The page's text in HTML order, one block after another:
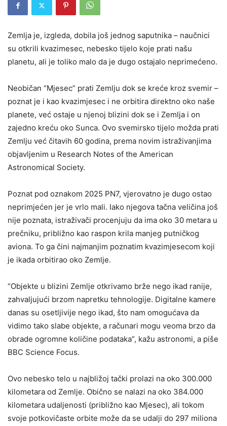
Zemlja je, izgleda, dobila još jednog saputnika – naučnici
su otkrili kvazimesec, nebesko tijelo koje prati našu
planetu, ali je toliko malo da je dugo ostajalo neprimećeno.
Neobičan “Mjesec” prati Zemlju dok se kreće kroz svemir –
poznat je i kao kvazimjesec i ne orbitira direktno oko naše
planete, već ostaje u njenoj blizini dok se i Zemlja i on
zajedno kreću oko Sunca. Ovo svemirsko tijelo možda prati
Zemlju već čitavih 60 godina, prema novim istraživanjima
objavljenim u Research Notes of the American
Astronomical Society.
Poznat pod oznakom 2025 PN7, vjerovatno je dugo ostao
neprimjećen jer je vrlo mali. Iako njegova tačna veličina još
nije poznata, istraživači procenjuju da ima oko 30 metara u
prečniku, približno kao raspon krila manjeg putničkog
aviona. To ga čini najmanjim poznatim kvazimjesecom koji
je ikada orbitirao oko Zemlje.
“Objekte u blizini Zemlje otkrivamo brže nego ikad ranije,
zahvaljujući brzom napretku tehnologije. Digitalne kamere
danas su osetljivije nego ikad, što nam omogućava da
vidimo tako slabe objekte, a računari mogu veoma brzo da
obrade ogromne količine podataka”, kažu astronomi, a piše
BBC Science Focus.
Ovo nebesko telo u najbližoj tački prolazi na oko 300.000
kilometara od Zemlje. Obično se nalazi na oko 384.000
kilometara udaljenosti (približno kao Mjesec), ali tokom
svoje potkovičaste orbite može da se udalji do 297 miliona